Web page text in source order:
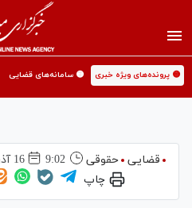
🟡 پرونده‌های ویژه خبری 🟡 سامانه‌های قضایی
قضایی حقوقی 9:02 16 آذر 1404
چاپ